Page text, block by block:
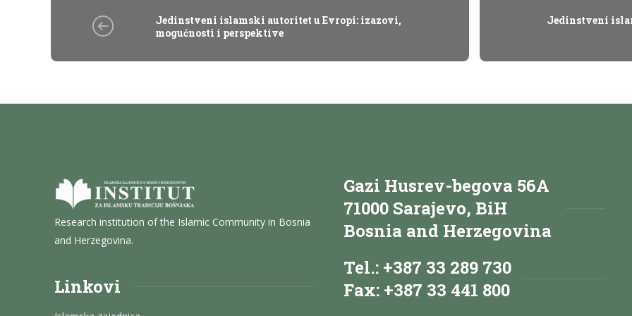
Jedinstveni islamski autoritet u Evropi: izazovi,
mogućnosti i perspektive
Jedinstveni
Research institution of the Islamic Community in Bosnia
and Herzegovina.
Linkovi
Gazi Husrev-begova 56A
71000 Sarajevo, BiH
Bosnia and Herzegovina
Tel.: +387 33 289 730
Fax: +387 33 441 800